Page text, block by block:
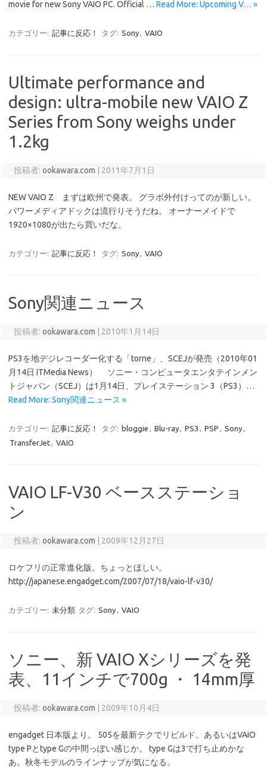
movie for new Sony VAIO PC. Official … Read More: Upcoming V… »
カテゴリー: 記事に反応！ タグ: Sony, VAIO
Ultimate performance and
design: ultra-mobile new VAIO Z
Series from Sony weighs under
1.2kg
投稿者: ookawara.com 2011年7月1日
NEW VAIO Z まずは欧州で発表。 グラボ外付けってのが新しい。
パワーメディアドックは流行りそうだね。 オーナーメイドで
1920×1080が出たら買いだな。
カテゴリー: 記事に反応！ タグ: Sony, VAIO
Sony関連ニュース
投稿者: ookawara.com 2010年1月14日
PS3を地デジレコーダー化する「torne」、SCEJが発売（2010年01
月14日 ITMedia News） ソニー・コンピュータエンタテインメン
トジャパン（SCEJ）は1月14日、プレイステーション 3（PS3）…
Read More: Sony関連ニュース »
カテゴリー: 記事に反応！ タグ: bloggie , Blu-ray, PS3 , PSP , Sony,
TransferJet, VAIO
VAIO LF-V30 ベースステーショ
ン
投稿者: ookawara.com 2009年12月27日
ロケフリの正常進化版。ちょっとほしい。
http://japanese.engadget.com/2007/07/18/vaio-lf-v30/
カテゴリー: 未分類 タグ: Sony, VAIO
ソニー、新 VAIO Xシリーズを発
表、11インチで700g ・ 14mm厚
投稿者: ookawara.com 2009年10月4日
engadget 日本版より。 505を最新テクでリビルド。あるいはVAIO
type Pとtype Gの中間っぽい感じか。 type Gは3で打ち止めかな
あ。秋冬モデルのラインナップが気になる。